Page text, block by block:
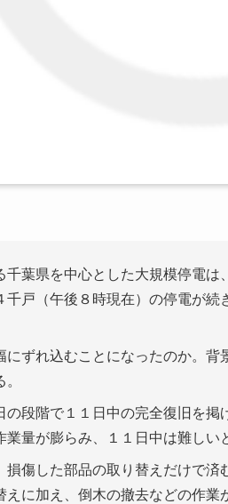
葉県を中心とした大規模停電は
千戸（午後８時現在）の停電が
にずれ込むことになったのか。
の段階で１１日中の完全復旧を掲
量が膨らみ、１１日中は難しい
損傷した部品の取り替えだけで
えに加え、倒木の撤去などの作業